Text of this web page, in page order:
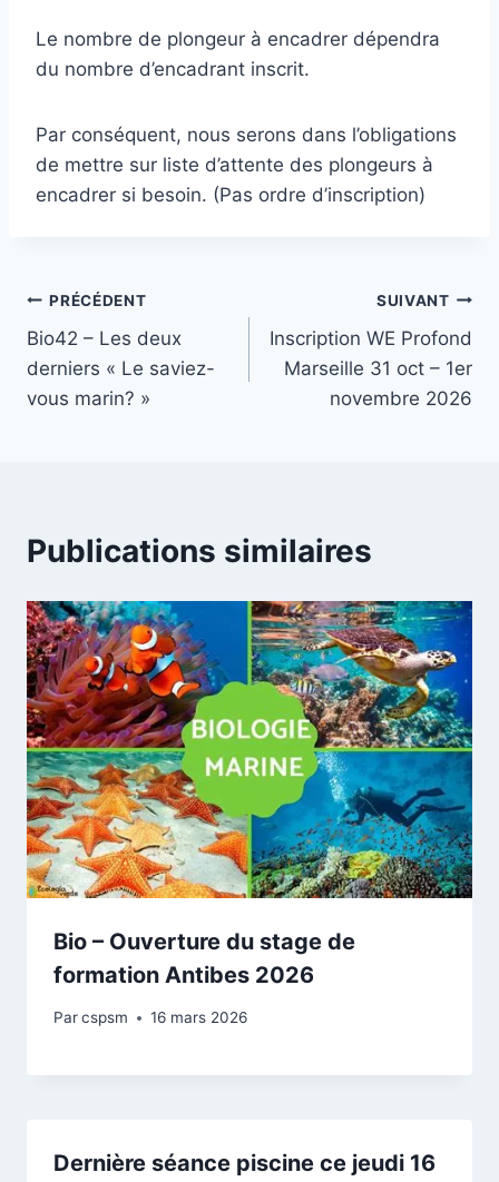
Le nombre de plongeur à encadrer dépendra
du nombre d’encadrant inscrit.
Par conséquent, nous serons dans l’obligations
de mettre sur liste d’attente des plongeurs à
encadrer si besoin. (Pas ordre d’inscription)
Navigation
de
l’article
PRÉCÉDENT
Bio42 – Les deux
derniers « Le saviez-
vous marin? »
SUIVANT
Inscription WE Profond
Marseille 31 oct – 1er
novembre 2026
Publications similaires
Bio – Ouverture du stage de
formation Antibes 2026
Parcspsm 16 mars 2026
Dernière séance piscine ce jeudi 16